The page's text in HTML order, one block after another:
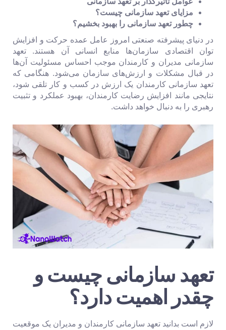
مزایای تعهد سازمانی چیست؟
چطور تعهد سازمانی را بهبود بخشیم؟
در دنیای پیشرفته صنعتی امروز عامل عمده حرکت و افزایش
توان اقتصادی سازمان‌ها منابع انسانی آن هستند. تعهد
سازمانی مدیران و کارمندان موجب احساس مسئولیت آن‌ها
در قبال مشکلات و ارزش‌های سازمان می‌شود. هنگامی که
تعهد سازمانی کارمندان یک ارزش در کسب و کار تلقی شود،
نتایجی مانند افزایش رضایت کارمندان، بهبود عملکرد و تثبیت
رهبری را به دنبال خواهد داشت.
تعهد سازمانی چیست و
چقدر اهمیت دارد؟
لازم است بدانید تعهد سازمانی کارمندان و مدیران یک موقعیت